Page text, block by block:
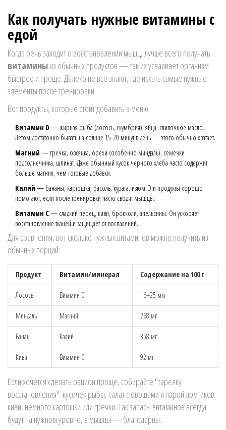
Как получать нужные витамины с
едой
Когда речь заходит о восстановлении мышц, лучше всего получать
витаминыиз обычных продуктов — так их усваивает организм
быстрее и проще. Далеко не все знают, где искать самые нужные
элементы после тренировки.
Вот продукты, которые стоит добавить в меню:
Витамин D — жирная рыба (лосось, скумбрия), яйца, сливочное масло.
Летом достаточно бывать на солнце 15-20 минут в день — этого обычно хватает.
Магний — гречка, овсянка, орехи (особенно миндаль), семечки
подсолнечника, шпинат. Даже обычный кусок черного хлеба часто содержит
больше магния, чем готовые добавки.
Калий — бананы, картошка, фасоль, курага, изюм. Эти продукты хорошо
помогают, если после тренировки часто сводит мышцы.
Витамин C— сладкий перец, киви, брокколи, апельсины. Он ускоряет
восстановление тканей и защищает от воспалений.
Для сравнения, вот сколько нужных витаминов можно получить из
обычных порций:
Продукт Витамин/минерал Содержание на 100 г
Лосось Витамин D 16–25 мкг
Миндаль Магний 268 мг
Банан Калий 358 мг
Киви Витамин C 92 мг
Если хочется сделать рацион проще, собирайте "тарелку
восстановления": кусочек рыбы, салат с овощами и парой ломтиков
киви, немного картошки или гречки. Так запасы витаминов всегда
будут на нужном уровне, а мышцы — благодарны.